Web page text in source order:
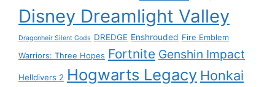
Disney Dreamlight Valley
Dragonheir Silent Gods DREDGE Enshrouded Fire Emblem
Warriors: Three Hopes Fortnite Genshin Impact
Helldivers 2 Hogwarts Legacy Honkai